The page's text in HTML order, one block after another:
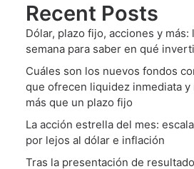
Recent Posts
Dólar, plazo fijo, acciones y más:
semana para saber en qué
Cuáles son los nuevos fondos
que ofrecen liquidez inmediata y
más que un plazo fijo
La acción estrella del mes:
por lejos al dólar e inflación
Tras la presentación de